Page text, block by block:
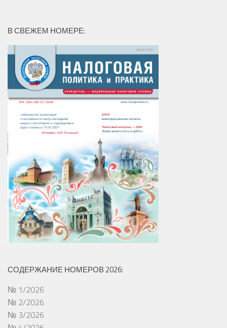
В СВЕЖЕМ НОМЕРЕ:
СОДЕРЖАНИЕ НОМЕРОВ 2026:
№ 1/2026
№ 2/2026
№ 3/2026